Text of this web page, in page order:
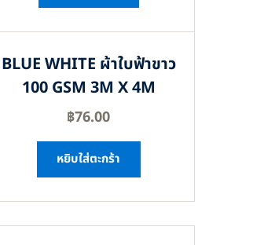
BLUE WHITE ผ้าใบฟ้าขาว
100 GSM 3M X 4M
฿76.00
หยิบใส่ตะกร้า